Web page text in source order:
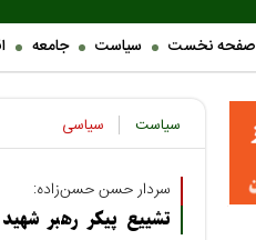
صفحه نخست سیاست جامعه
سیاست سیاسی
سردار حسن حسن‌زاده:
تشییع پیکر رهبر